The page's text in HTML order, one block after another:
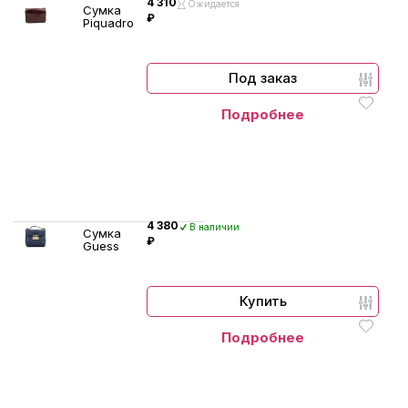
Сумка
Piquadro
₽
Ожидается
Под заказ
Подробнее
Сумка
Guess
4 380
₽
В наличии
Купить
Подробнее